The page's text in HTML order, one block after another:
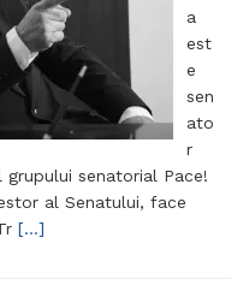
a
est
e
sen
ato
r
senatorial Pace!
al Senatului, face
[…]